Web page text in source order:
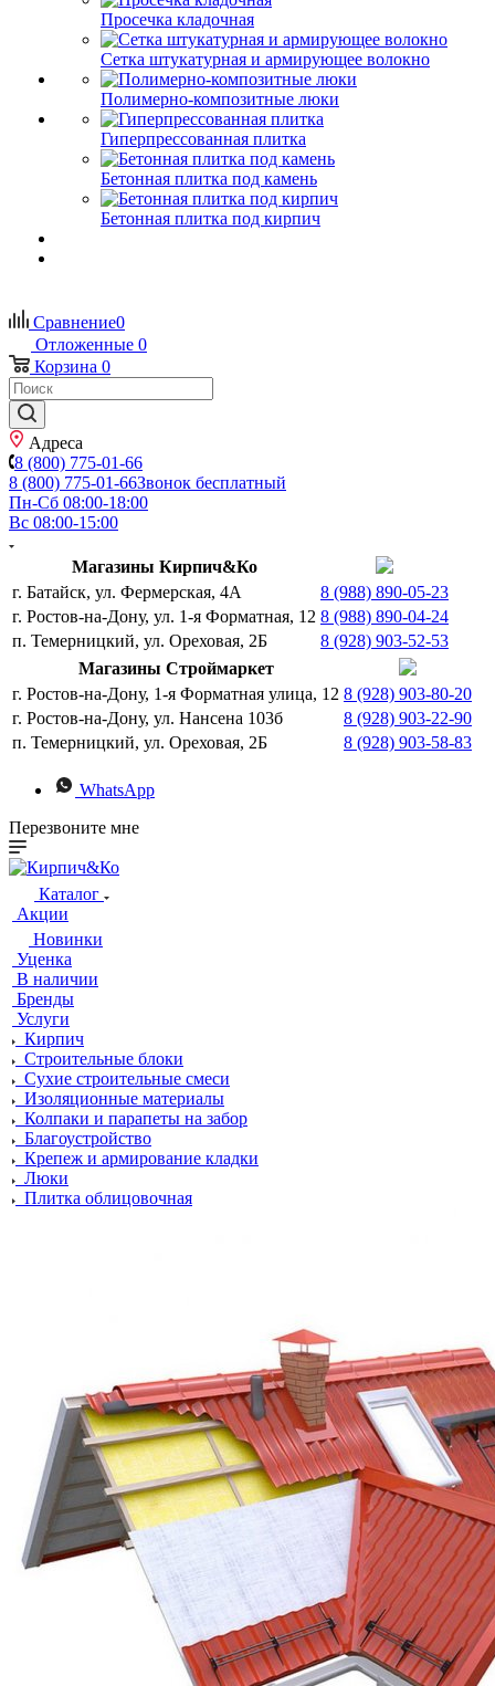
Просечка кладочная
Сетка штукатурная и армирующее волокно
Полимерно-композитные люки
Гиперпрессованная плитка
Бетонная плитка под камень
Бетонная плитка под кирпич
Сравнение0
Отложенные 0
Корзина 0
Адреса
8 (800) 775-01-66
8 (800) 775-01-66Звонок бесплатный
Пн-Сб 08:00-18:00
Вс 08:00-15:00
Магазины Кирпич&Ко
г. Батайск, ул. Фермерская, 4А
8 (988) 890-05-23
г. Ростов-на-Дону, ул. 1-я Форматная, 12 8 (988) 890-04-24
п. Темерницкий, ул. Ореховая, 2Б
8 (928) 903-52-53
Магазины Строймаркет
г. Ростов-на-Дону, 1-я Форматная улица, 12 8 (928) 903-80-20
г. Ростов-на-Дону, ул. Нансена 103б
8 (928) 903-22-90
п. Темерницкий, ул. Ореховая, 2Б
8 (928) 903-58-83
WhatsApp
Перезвоните мне
Каталог
Акции
Новинки
Уценка
В наличии
Бренды
Услуги
Кирпич
Строительные блоки
Сухие строительные смеси
Изоляционные материалы
Колпаки и парапеты на забор
Благоустройство
Крепеж и армирование кладки
Люки
Плитка облицовочная